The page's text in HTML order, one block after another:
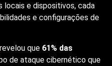
locais e dispositivos, cada
e configurações de
revelou que 61% das
de ataque cibernético que